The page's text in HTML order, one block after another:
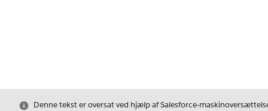
LukDenne tekst er oversat ved hjælp af Salesforce-